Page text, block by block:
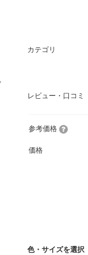
カテゴリ
レビュー・口コミ
参考価格
価格
色・サイズを選択